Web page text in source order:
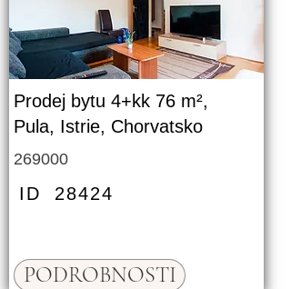
Prodej bytu 4+kk 76 m²,
Pula, Istrie, Chorvatsko
269000
ID 28424
PODROBNOSTI